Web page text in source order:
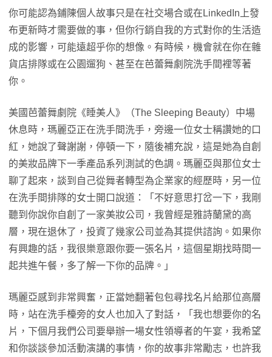
你可能認為鋪陳個人故事只是在社交場合或在LinkedIn上發
布更新時才需要做的事，但你行銷自我的方式對你的生活造
成的影響，可能遠超乎你的想像。有時候，機會就在你在雜
貨店排隊或在公園遛狗、甚至在芭蕾舞劇院洗手間裡等著
你。
美國芭蕾舞劇院《睡美人》（The Sleeping Beauty）中場
休息時，瑪麗亞正在洗手間洗手，旁邊一位女士稱讚她的口
紅，她說了聲謝謝，停頓一下，隨後補充說，這是她為自創
的美妝品牌下一季產品系列測試的色調。瑪麗亞與那位女士
聊了起來，談到自己從舞者轉型為企業家的經歷時，另一位
在洗手間排隊的女士開口說道：「不好意思打岔一下，我剛
聽到你說你自創了一家美妝公司，我曾經是雅詩蘭黛的高
層，現在退休了，投資了幾家公司並為其提供諮詢。如果你
有興趣的話，我很樂意跟你要一張名片，這個星期找時間一
起共進午餐，多了解一下你的品牌。」
瑪麗亞感到非常興奮，正當她翻著包包尋找名片給那位高層
時，站在洗手檯旁的女人也加入了對話，「我也想要你的名
片，下個月我們公司要舉辦一場女性領導者的午宴，我希望
和你談談參加活動演講的事情，你的故事非常勵志，也許我